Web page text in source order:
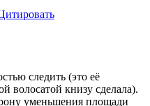
следить (это её
волосатой книзу сделала).
уменьшения площади